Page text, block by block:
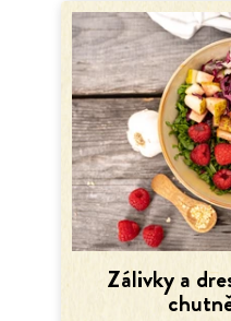
Zálivky a